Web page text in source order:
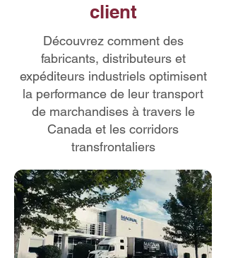
client
Découvrez comment des
fabricants, distributeurs et
expéditeurs industriels optimisent
la performance de leur transport
de marchandises à travers le
Canada et les corridors
transfrontaliers